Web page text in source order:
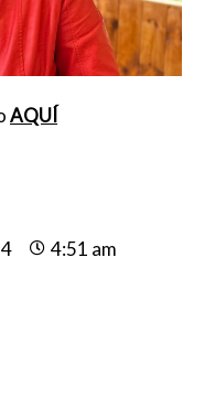
AQUÍ
4:51 am